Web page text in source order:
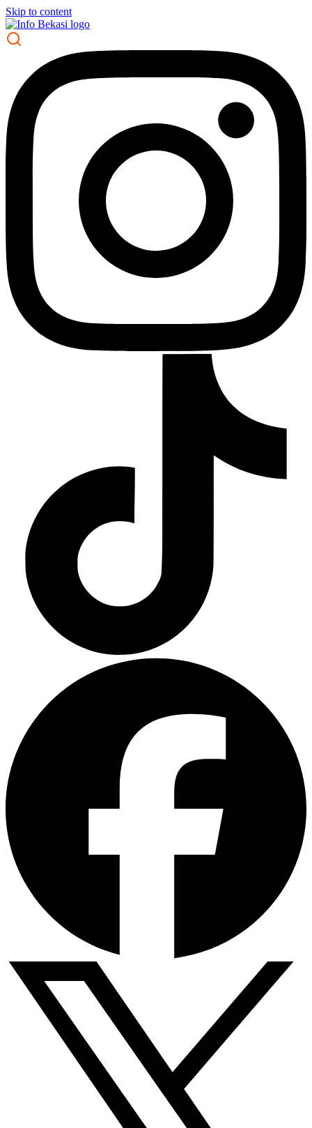
Skip to content